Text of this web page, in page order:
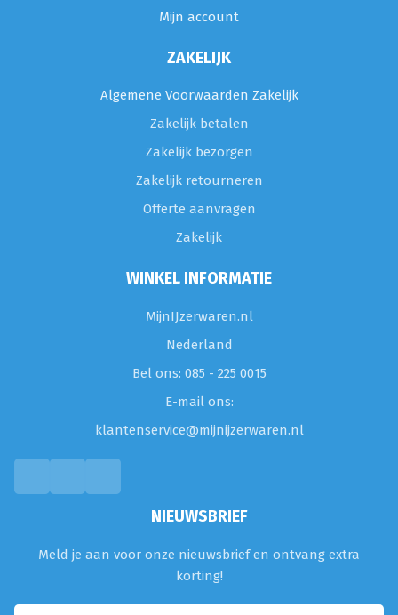
Mijn account
ZAKELIJK
Algemene Voorwaarden Zakelijk
Zakelijk betalen
Zakelijk bezorgen
Zakelijk retourneren
Offerte aanvragen
Zakelijk
WINKEL INFORMATIE
MijnIJzerwaren.nl
Nederland
Bel ons: 085 - 225 0015
E-mail ons:
klantenservice@mijnijzerwaren.nl
NIEUWSBRIEF
Meld je aan voor onze nieuwsbrief en ontvang extra
korting!